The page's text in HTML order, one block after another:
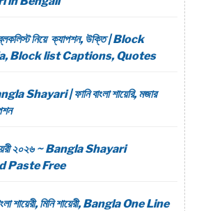
নিয়ে ক্যাপশন, উক্তি | Block
Block list Captions, Quotes
Shayari | ফানি বাংলা শায়েরি, মজার
২০২৬ ~ Bangla Shayari
Paste Free
শায়েরী, মিনি শায়েরী, Bangla One Line